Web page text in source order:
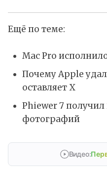
Ещё по теме:
Mac Pro
Почему Apple
оставляет X
Phiewer 7
фотографий
Видео: